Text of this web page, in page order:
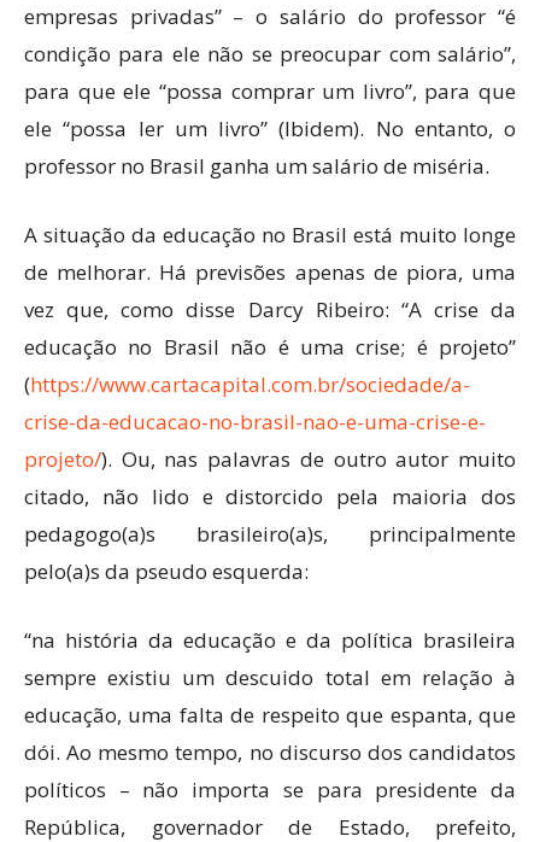
empresas privadas” – o salário do professor “é
condição para ele não se preocupar com salário”,
para que ele “possa comprar um livro”, para que
ele “possa ler um livro” (Ibidem). No entanto, o
professor no Brasil ganha um salário de miséria.
A situação da educação no Brasil está muito longe
de melhorar. Há previsões apenas de piora, uma
vez que, como disse Darcy Ribeiro: “A crise da
educação no Brasil não é uma crise; é projeto”
(https://www.cartacapital.com.br/sociedade/a-
crise-da-educacao-no-brasil-nao-e-uma-crise-e-
projeto/). Ou, nas palavras de outro autor muito
citado, não lido e distorcido pela maioria dos
pedagogo(a)s brasileiro(a)s, principalmente
pelo(a)s da pseudo esquerda:
“na história da educação e da política brasileira
sempre existiu um descuido total em relação à
educação, uma falta de respeito que espanta, que
dói. Ao mesmo tempo, no discurso dos candidatos
políticos – não importa se para presidente da
República, governador de Estado, prefeito,